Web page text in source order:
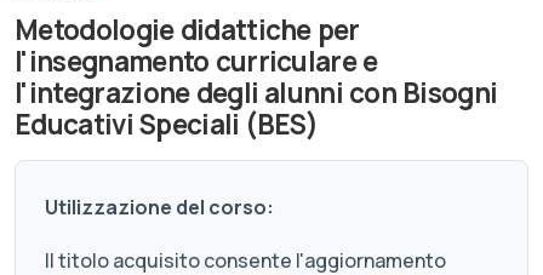
Metodologie didattiche per
l'insegnamento curriculare e
l'integrazione degli alunni con Bisogni
Educativi Speciali (BES)
Utilizzazione del corso:
Il titolo acquisito consente l'aggiornamento